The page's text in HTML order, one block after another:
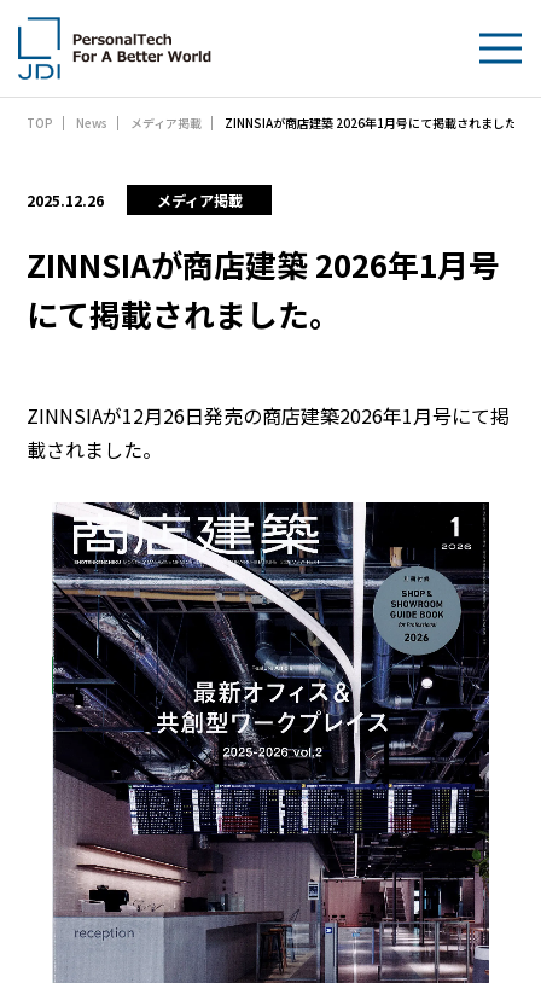
企業情報
製品・技術
サステナビリティ
IR情報
News
お問い合わせ
BEYOND DISPLAY
Japanese English
TOP News メディア掲載 ZINNSIAが商店建築 2026年1月号にて掲載されました。
2025.12.26 メディア掲載
ZINNSIAが商店建築 2026年1月号
にて掲載されました。
ZINNSIAが12月26日発売の商店建築2026年1月号にて掲
載されました。